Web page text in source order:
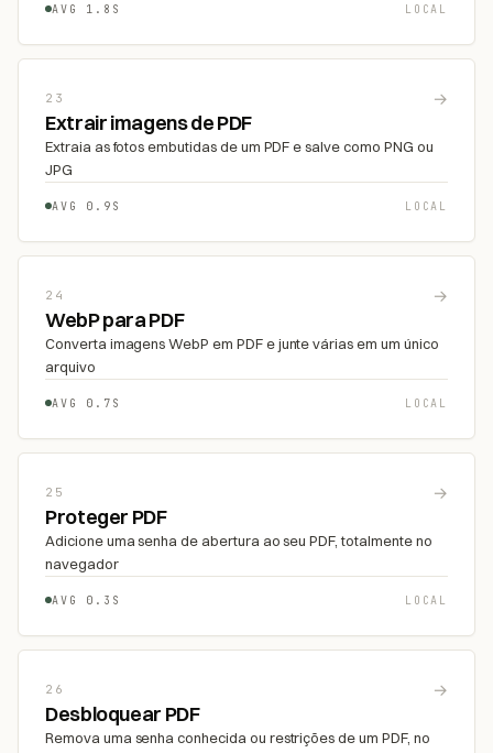
AVG 1.8S LOCAL
23 →
Extrair imagens de PDF
Extraia as fotos embutidas de um PDF e salve como PNG ou
JPG
AVG 0.9S LOCAL
24 →
WebP para PDF
Converta imagens WebP em PDF e junte várias em um único
arquivo
AVG 0.7S LOCAL
25 →
Proteger PDF
Adicione uma senha de abertura ao seu PDF, totalmente no
navegador
AVG 0.3S LOCAL
26 →
Desbloquear PDF
Remova uma senha conhecida ou restrições de um PDF, no